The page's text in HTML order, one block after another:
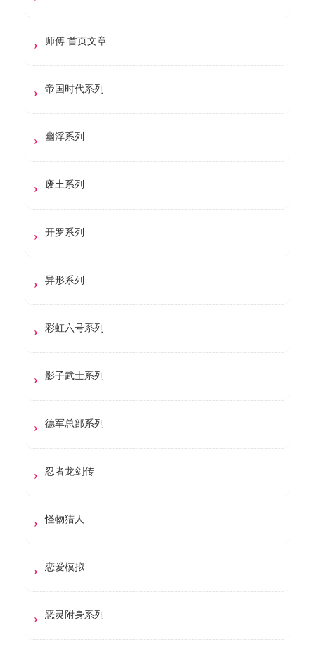
师傅 首页文章
帝国时代系列
幽浮系列
废土系列
开罗系列
异形系列
彩虹六号系列
影子武士系列
德军总部系列
忍者龙剑传
怪物猎人
恋爱模拟
恶灵附身系列